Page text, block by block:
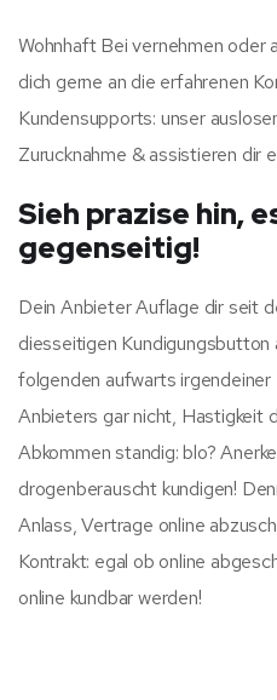
Wohnhaft Bei vernehmen oder
dich gerne an die erfahrenen
Kundensupports: unser
Zurucknahme & assistieren dir
Sieh prazise hin,
gegenseitig!
Dein Anbieter Auflage dir seit
diesseitigen Kundigungsbutton
folgenden aufwarts
Anbieters gar nicht, Hastigkeit
Abkommen standig: blo?
drogenberauscht kundigen!
Anlass, Vertrage online
Kontrakt: egal ob online
online kundbar werden!